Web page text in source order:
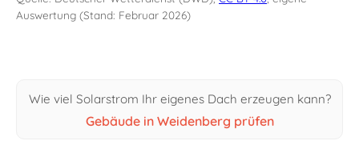
Auswertung (Stand: Februar 2026)
Wie viel Solarstrom Ihr eigenes Dach erzeugen kann?
Gebäude in Weidenberg prüfen